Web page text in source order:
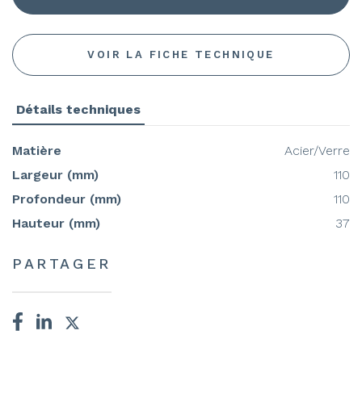
VOIR LA FICHE TECHNIQUE
Détails techniques
Matière
Acier/Verre
Largeur (mm)
110
Profondeur (mm)
110
Hauteur (mm)
37
PARTAGER